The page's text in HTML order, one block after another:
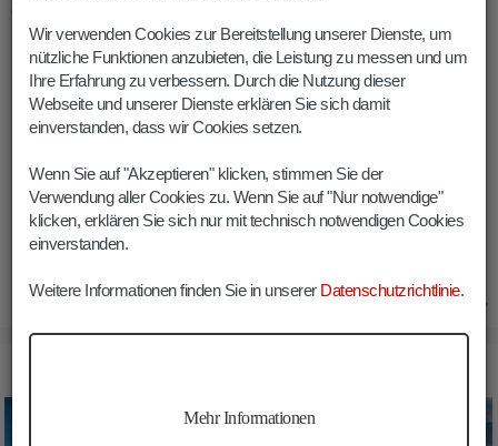
mittelalterlich eben.
(1) Die erste Burg an dieser Stelle hatten übrigens die
Langobarden im 6. Jahrhundert errichtet.
(2) Übersetzt: „Von hier aus zeichnete Johann Wolfgang von
Goethe an den Iden des Septembers (13. September) 1786 die
Burg.“
18.06.2017
Wir verwenden Cookies zur Bereitstellung unserer Dienste, um
nützliche Funktionen anzubieten, die Leistung zu messen und um
Ihre Erfahrung zu verbessern. Durch die Nutzung dieser
Webseite und unserer Dienste erklären Sie sich damit
einverstanden, dass wir Cookies setzen.
Wenn Sie auf "Akzeptieren" klicken, stimmen Sie der
Verwendung aller Cookies zu. Wenn Sie auf "Nur notwendige"
klicken, erklären Sie sich nur mit technisch notwendigen Cookies
einverstanden.
Weitere Informationen finden Sie in unserer Datenschutzrichtlinie.
Mehr Informationen